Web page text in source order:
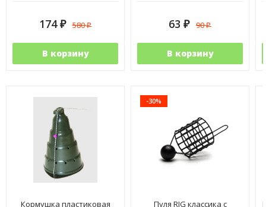
174 ₽ 580₽
В корзину
63 ₽ 90₽
В корзину
Кормушка пластиковая
-30%
Пуля RIG классика с